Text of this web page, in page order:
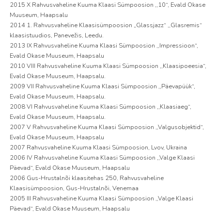
2015 X Rahvusvaheline Kuuma Klaasi Sümpoosion ,,10“, Evald Okase
Muuseum, Haapsalu
2014 1. Rahvusvaheline Klaasisümpoosion „Glassjazz“ ,,Glasremis“
klaasistuudios, Panevežis, Leedu.
2013 IX Rahvusvaheline Kuuma Klaasi Sümpoosion ,,Impressioon“,
Evald Okase Muuseum, Haapsalu
2010 VIII Rahvusvaheline Kuuma Klaasi Sümpoosion ,,Klaasipoeesia“,
Evald Okase Muuseum, Haapsalu.
2009 VII Rahvusvaheline Kuuma Klaasi Sümpoosion ,,Päevapüük“,
Evald Okase Muuseum, Haapsalu.
2008 VI Rahvusvaheline Kuuma Klaasi Sümpoosion ,,Klaasiaeg“,
Evald Okase Muuseum, Haapsalu.
2007 V Rahvusvaheline Kuuma Klaasi Sümpoosion ,,Valgusobjektid“,
Evald Okase Muuseum, Haapsalu
2007 Rahvusvaheline Kuuma Klaasi Sümpoosion, Lvov, Ukraina
2006 IV Rahvusvaheline Kuuma Klaasi Sümpoosion ,,Valge Klaasi
Päevad“, Evald Okase Muuseum, Haapsalu
2006 Gus-Hrustalnõi klaasitehas 250, Rahvusvaheline
Klaasisümpoosion, Gus-Hrustalnõi, Venemaa
2005 III Rahvusvaheline Kuuma Klaasi Sümpoosion ,,Valge Klaasi
Päevad“, Evald Okase Muuseum, Haapsalu